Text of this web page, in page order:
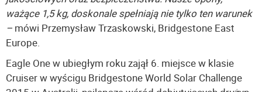
ważące 1,5 kg, doskonale spełniają nie tylko ten warunek
– mówi Przemysław Trzaskowski, Bridgestone East
Europe.
Eagle One w ubiegłym roku zajął 6. miejsce w klasie
Cruiser w wyścigu Bridgestone World Solar Challenge